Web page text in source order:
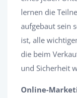
lernen die
aufgebaut sein
ist, alle
die beim
und Sicherheit
Online-